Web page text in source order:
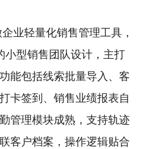
业轻量化销售管理工具，
小型销售团队设计，主打
能包括线索批量导入、客
卡签到、销售业绩报表自
管理模块成熟，支持轨迹
客户档案，操作逻辑贴合